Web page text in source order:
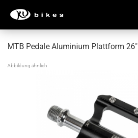
MTB Pedale Aluminium Plattform 26"
Abbildung ähnlich